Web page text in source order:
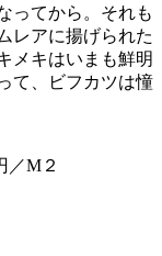
ってから。それも
レアに揚げられた
メキはいまも鮮明
て、ビフカツは憧
／M２